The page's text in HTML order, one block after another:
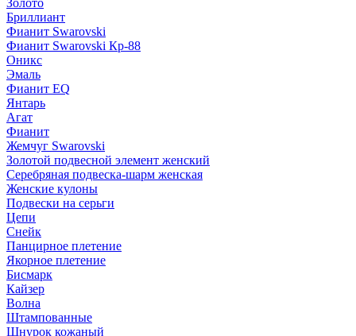
Золото
Бриллиант
Фианит Swarovski
Фианит Swarovski Кр-88
Оникс
Эмаль
Фианит EQ
Янтарь
Агат
Фианит
Жемчуг Swarovski
Золотой подвесной элемент женcкий
Серебряная подвеска-шарм женская
Женские кулоны
Подвески на серьги
Цепи
Снейк
Панцирное плетение
Якорное плетение
Бисмарк
Кайзер
Волна
Штампованные
Шнурок кожаный